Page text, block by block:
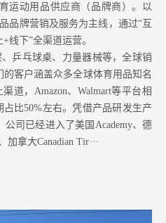
运动用品供应商（品牌商）。以
品牌营销及服务为主线，通过“互
线下”全渠道运营。
乒乓球桌、力量器械等，全球销
的客户涵盖众多全球体育用品知名
渠道，Amazon、Walmart等平台相
比50%左右。凭借产品研发生产
司已经进入了美国Academy、德
拿大Canadian Tir···